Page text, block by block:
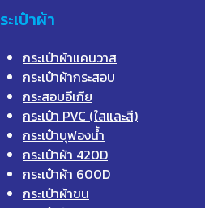
ะเป๋าผ้า
กระเป๋าผ้าแคนวาส
กระเป๋าผ้ากระสอบ
กระสอบอีเกีย
กระเป๋า PVC (ใสและสี)
กระเป๋าบุฟองน้ำ
กระเป๋าผ้า 420D
กระเป๋าผ้า 600D
กระเป๋าผ้าขน